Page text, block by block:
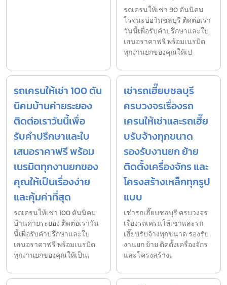
รถเครนให้เช่า 90 ตันนิคม
โรจนะบ่อวินชลบุรี ติดต่อเรา
วันนี้เพื่อรับคำปรึกษาและใบ
เสนอราคาฟรี พร้อมเนรมิต
ทุกงานยกของคุณให้เป
รถเครนให้เช่า 100 ตัน
นิคมบ้านค่ายระยอง
ติดต่อเราวันนี้เพื่อ
รับคำปรึกษาและใบ
เสนอราคาฟรี พร้อม
เนรมิตทุกงานยกของ
คุณให้เป็นเรื่องง่าย
และคุ้มค่าที่สุด
รถเครนให้เช่า 100 ตันนิคม
บ้านค่ายระยอง ติดต่อเราวัน
นี้เพื่อรับคำปรึกษาและใบ
เสนอราคาฟรี พร้อมเนรมิต
ทุกงานยกของคุณให้เป็นเ
เช่ารถเฮี๊ยบชลบุรี
ครบวงจรเรื่องรถ
เครนให้เช่าและรถเฮี๊ย
บรับจ้างทุกขนาด
รองรับงานยก ย้าย
ติดตั้งเครื่องจักร และ
โครงสร้างเหล็กทุกรูป
แบบ
เช่ารถเฮี๊ยบชลบุรี ครบวงจร
เรื่องรถเครนให้เช่าและรถ
เฮี๊ยบรับจ้างทุกขนาด รองรับ
งานยก ย้าย ติดตั้งเครื่องจักร
และโครงสร้างเ